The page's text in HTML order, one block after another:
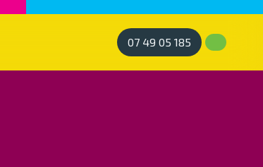
07 49 05 185